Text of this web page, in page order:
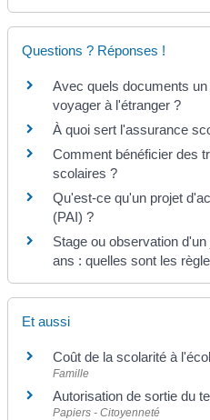
Questions ? Réponses !
Avec quels documents
voyager à l'étranger ?
À quoi sert l'assurance
Comment bénéficier des
scolaires ?
Qu'est-ce qu'un projet
(PAI) ?
Stage ou observation
ans : quelles sont les
Et aussi
Coût de la scolarité à
Famille
Autorisation de sortie du
Papiers - Citoyenneté